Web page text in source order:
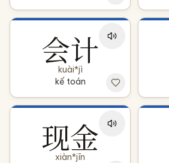
会计
kuài*jì
kế toán
现金
xiàn*jīn